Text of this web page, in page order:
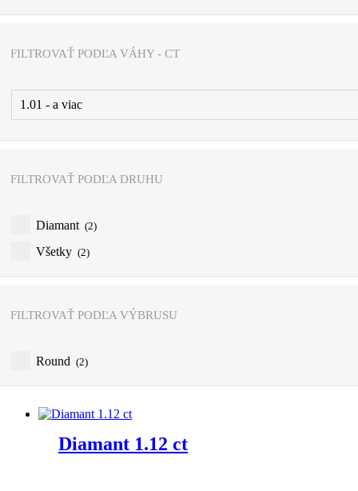
FILTROVAŤ PODĽA VÁHY - CT
1.01 - a viac
FILTROVAŤ PODĽA DRUHU
Diamant (2)
Všetky (2)
FILTROVAŤ PODĽA VÝBRUSU
Round (2)
Diamant 1.12 ct